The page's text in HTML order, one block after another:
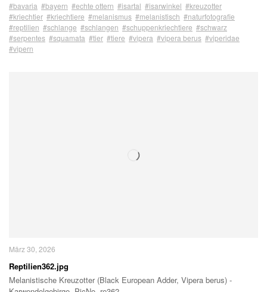
#bavaria #bayern #echte ottern #isartal #isarwinkel #kreuzotter
#kriechtier #kriechtiere #melanismus #melanistisch #naturfotografie
#reptilien #schlange #schlangen #schuppenkriechtiere #schwarz
#serpentes #squamata #tier #tiere #vipera #vipera berus #viperidae
#vipern
März 30, 2026
Reptilien362.jpg
Melanistische Kreuzotter (Black European Adder, Vipera berus) -